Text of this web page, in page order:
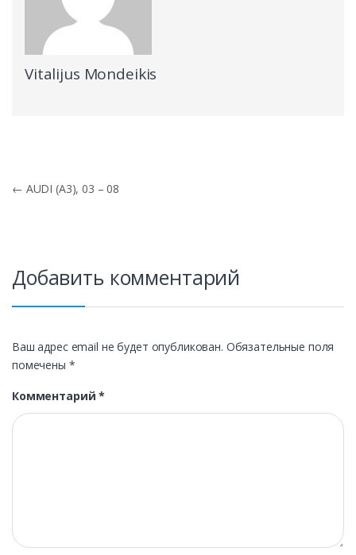
Vitalijus Mondeikis
Навигация
← AUDI (A3), 03 – 08
Добавить комментарий
Ваш адрес email не будет опубликован. Обязательные поля
помечены *
Комментарий*